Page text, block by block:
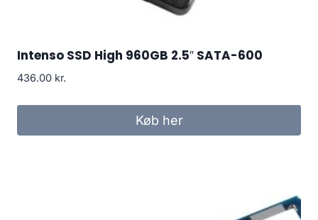
Intenso SSD High 960GB 2.5″ SATA-600
436.00 kr.
Køb her